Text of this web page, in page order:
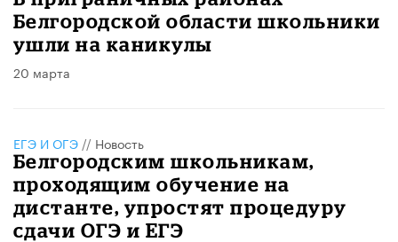
Белгородской области школьники
ушли на каникулы
20 марта
ЕГЭ И ОГЭ // Новость
Белгородским школьникам,
проходящим обучение на
дистанте, упростят процедуру
сдачи ОГЭ и ЕГЭ